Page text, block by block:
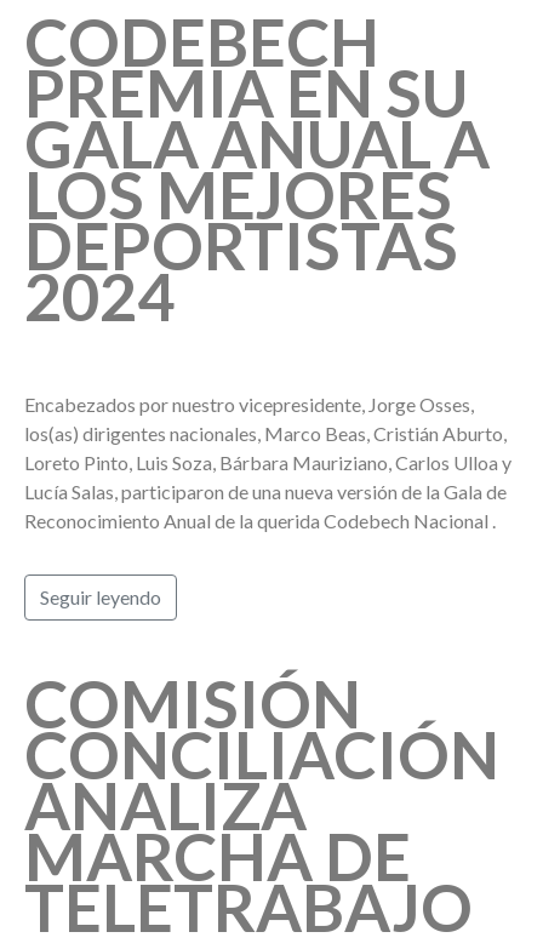
CODEBECH
PREMIA EN SU
GALA ANUAL A
LOS MEJORES
DEPORTISTAS
2024
Encabezados por nuestro vicepresidente, Jorge Osses,
los(as) dirigentes nacionales, Marco Beas, Cristián Aburto,
Loreto Pinto, Luis Soza, Bárbara Mauriziano, Carlos Ulloa y
Lucía Salas, participaron de una nueva versión de la Gala de
Reconocimiento Anual de la querida Codebech Nacional .
Seguir leyendo
COMISIÓN
CONCILIACIÓN
ANALIZA
MARCHA DE
TELETRABAJO